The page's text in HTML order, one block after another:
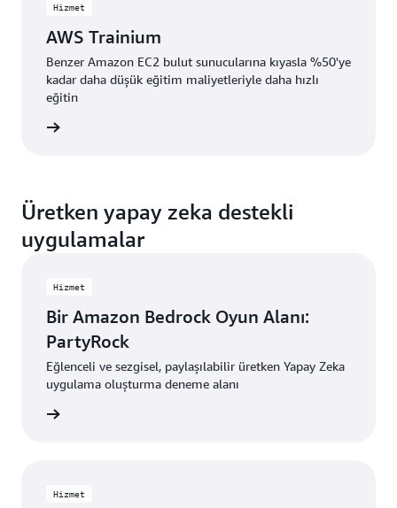
Hizmet
AWS Trainium
Benzer Amazon EC2 bulut sunucularına kıyasla %50'ye
kadar daha düşük eğitim maliyetleriyle daha hızlı
eğitin
Üretken yapay zeka destekli
uygulamalar
Hizmet
Bir Amazon Bedrock Oyun Alanı:
PartyRock
Eğlenceli ve sezgisel, paylaşılabilir üretken Yapay Zeka
uygulama oluşturma deneme alanı
Hizmet